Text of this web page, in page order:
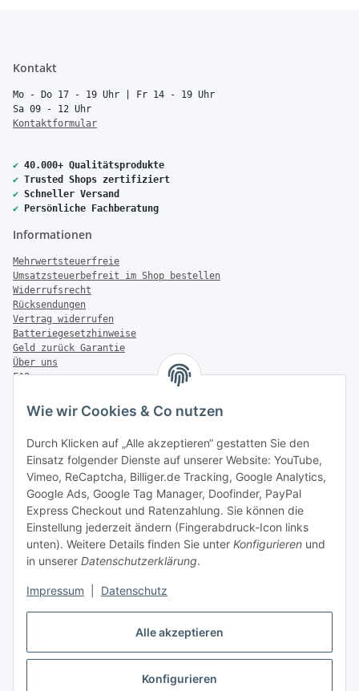
Alle akzeptieren
Konfigurieren
Wie wir Cookies & Co nutzen
Durch Klicken auf „Alle akzeptieren“ gestatten Sie den
Einsatz folgender Dienste auf unserer Website: YouTube,
Vimeo, ReCaptcha, Billiger.de Tracking, Google Analytics,
Google Ads, Google Tag Manager, Doofinder, PayPal
Express Checkout und Ratenzahlung. Sie können die
Einstellung jederzeit ändern (Fingerabdruck-Icon links
unten). Weitere Details finden Sie unter Konfigurieren und
in unserer Datenschutzerklärung.
Impressum Datenschutz
Kontakt
Mo - Do 17 - 19 Uhr | Fr 14 - 19 Uhr
Sa 09 - 12 Uhr
Kontaktformular
✔ 40.000+ Qualitätsprodukte
✔ Trusted Shops zertifiziert
✔ Schneller Versand
✔ Persönliche Fachberatung
Informationen
Mehrwertsteuerfreie
Umsatzsteuerbefreit im Shop bestellen
Widerrufsrecht
Rücksendungen
Vertrag widerrufen
Batteriegesetzhinweise
Geld zurück Garantie
Über uns
FAQ
Zahlung & Versand
Versandinformationen
Sonstiges